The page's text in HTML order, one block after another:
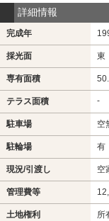
詳細情報
完成年
採光面 東
専有面積
テラス面積 -
駐車場 空
駐輪場 有
現況/引渡し 空
管理費等
土地権利 所